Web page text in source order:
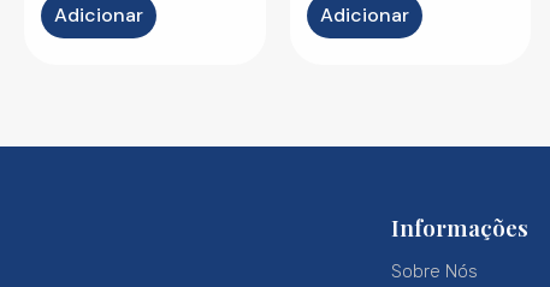
Adicionar Adicionar
Informações
Sobre Nós